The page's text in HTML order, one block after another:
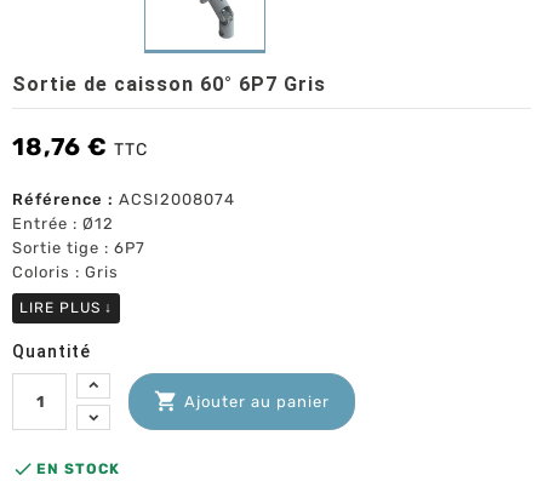
Sortie de caisson 60° 6P7 Gris
18,76 € TTC
Référence : ACSI2008074
Entrée : Ø12
Sortie tige : 6P7
Coloris : Gris
LIRE PLUS ↓
Quantité
 Ajouter au panier
 EN STOCK